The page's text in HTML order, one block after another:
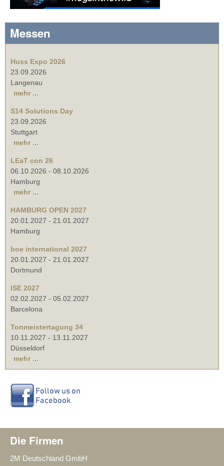
Messen
Huss Expo 2026
23.09.2026
Langenau
mehr ...
S14 Solutions Day
23.09.2026
Stuttgart
mehr ...
LEaT con 26
06.10.2026 - 08.10.2026
Hamburg
mehr ...
HAMBURG OPEN 2027
20.01.2027 - 21.01.2027
Hamburg
boe international 2027
20.01.2027 - 21.01.2027
Dortmund
ISE 2027
02.02.2027 - 05.02.2027
Barcelona
Tonmeistertagung 34
10.11.2027 - 13.11.2027
Düsseldorf
mehr ...
Die Firmen
2M Deutschland GmbH